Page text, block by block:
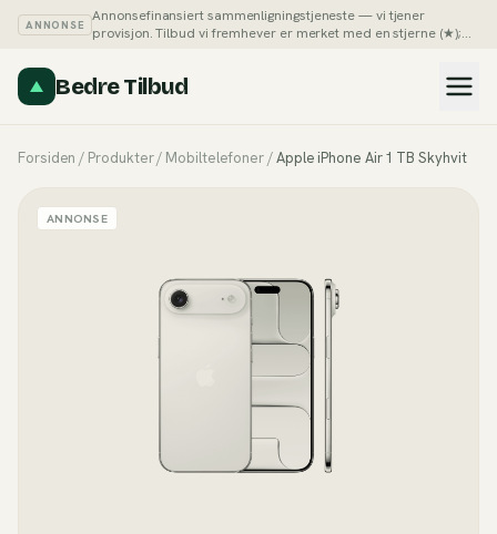
ANNONSE
Annonsefinansiert sammenligningstjeneste — vi tjener
provisjon. Tilbud vi fremhever er merket med en stjerne (★);
Bedre Tilbud
Forsiden / Produkter/ Mobiltelefoner/Apple iPhone Air 1 TB Skyhvit
ANNONSE